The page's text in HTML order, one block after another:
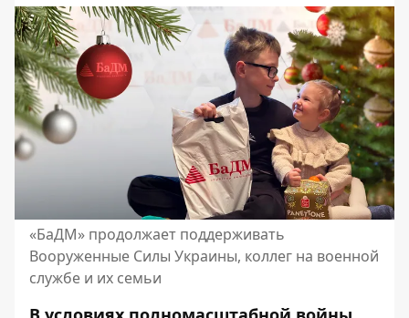
«БаДМ» продолжает поддерживать
Вооруженные Силы Украины, коллег на военной
службе и их семьи